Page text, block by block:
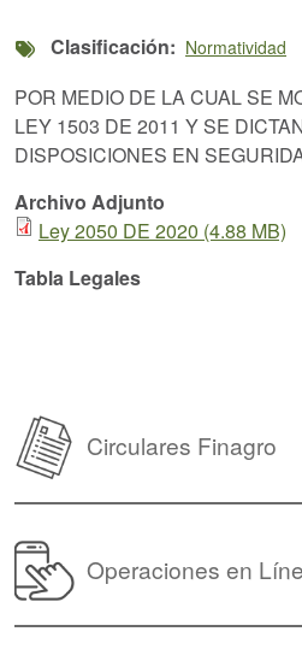
Clasificación Normatividad
POR MEDIO DE LA CUAL SE
LEY 1503 DE 2011 Y SE
DISPOSICIONES EN
Archivo Adjunto
Ley 2050 DE 2020 (4.88 MB)
Tabla Legales
Circulares Finagro
Operaciones en